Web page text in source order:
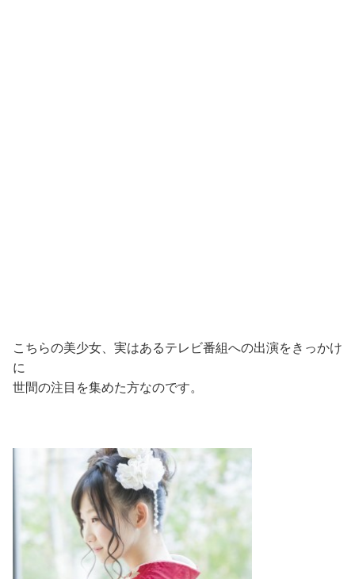
こちらの美少女、実はあるテレビ番組への出演をきっかけ
に
世間の注目を集めた方なのです。